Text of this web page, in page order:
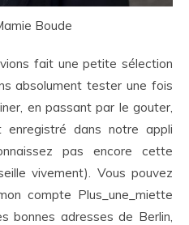
Boude
fait une petite sélection
absolument tester une fois
en passant par le gouter,
dans notre appli
pas encore cette
vivement). Vous pouvez
compte Plus_une_miette
bonnes adresses de Berlin,